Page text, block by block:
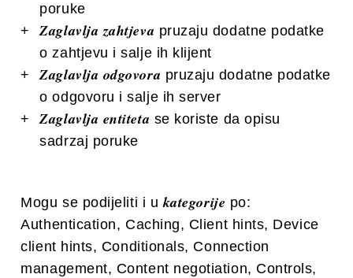
poruke
Zaglavlja zahtjeva pruzaju dodatne podatke
o zahtjevu i salje ih klijent
Zaglavlja odgovora pruzaju dodatne podatke
o odgovoru i salje ih server
Zaglavlja entiteta se koriste da opisu
sadrzaj poruke
Mogu se podijeliti i ukategorije po:
Authentication, Caching, Client hints, Device
client hints, Conditionals, Connection
management, Content negotiation, Controls,